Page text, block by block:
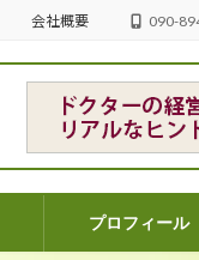
会社概要 090-
プロフィール